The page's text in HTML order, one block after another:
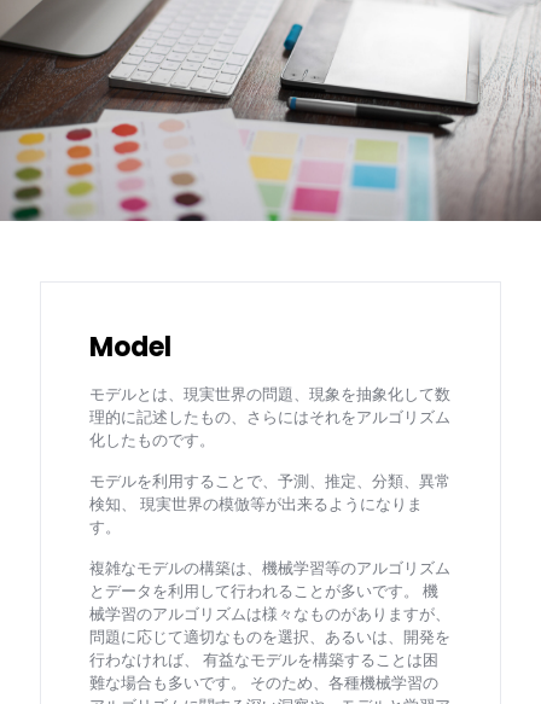
Model
モデルとは、現実世界の問題、現象を抽象化して数
理的に記述したもの、さらにはそれをアルゴリズム
化したものです。
モデルを利用することで、予測、推定、分類、異常
検知、 現実世界の模倣等が出来るようになりま
す。
複雑なモデルの構築は、機械学習等のアルゴリズム
とデータを利用して行われることが多いです。 機
械学習のアルゴリズムは様々なものがありますが、
問題に応じて適切なものを選択、あるいは、開発を
行わなければ、 有益なモデルを構築することは困
難な場合も多いです。 そのため、各種機械学習の